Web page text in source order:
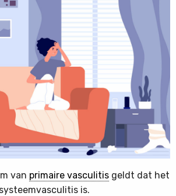
van primaire vasculitis geldt dat het
is.